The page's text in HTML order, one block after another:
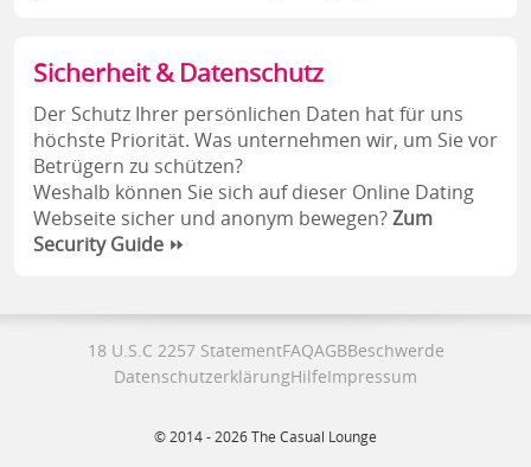
Sicherheit & Datenschutz
Der Schutz Ihrer persönlichen Daten hat für uns
höchste Priorität. Was unternehmen wir, um Sie vor
Betrügern zu schützen?
Weshalb können Sie sich auf dieser Online Dating
Webseite sicher und anonym bewegen?Zum
Security Guide ⏩
© 2014 - 2026 The Casual Lounge
18 U.S.C 2257 StatementFAQAGBBeschwerde
DatenschutzerklärungHilfeImpressum